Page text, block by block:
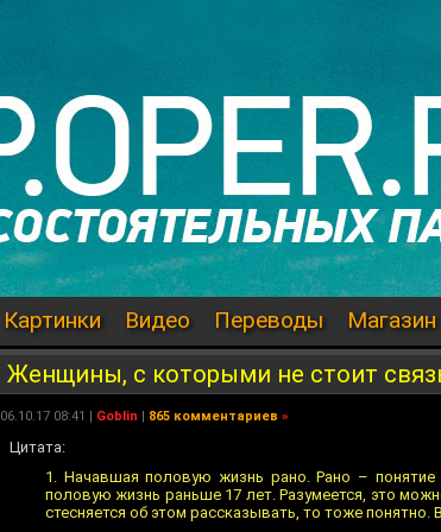
Картинки Видео Переводы Магазин
Женщины, с которыми не стоит
06.10.17 08:41 | Goblin | 865 комментариев »
Цитата:
1. Начавшая половую жизнь рано. Рано – понятие
половую жизнь раньше 17 лет. Разумеется, это
стесняется об этом рассказывать, то тоже понятно.